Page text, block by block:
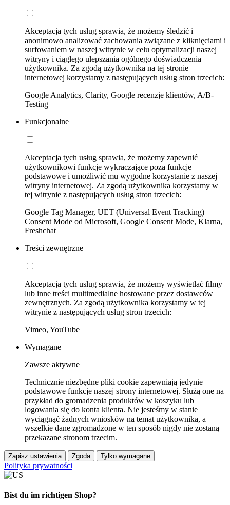
Akceptacja tych usług sprawia, że możemy śledzić i
anonimowo analizować zachowania związane z kliknięciami i
surfowaniem w naszej witrynie w celu optymalizacji naszej
witryny i ciągłego ulepszania ogólnego doświadczenia
użytkownika. Za zgodą użytkownika na tej stronie
internetowej korzystamy z następujących usług stron trzecich:
Google Analytics, Clarity, Google recenzje klientów, A/B-
Testing
Funkcjonalne
Akceptacja tych usług sprawia, że możemy zapewnić
użytkownikowi funkcje wykraczające poza funkcje
podstawowe i umożliwić mu wygodne korzystanie z naszej
witryny internetowej. Za zgodą użytkownika korzystamy w
tej witrynie z następujących usług stron trzecich:
Google Tag Manager, UET (Universal Event Tracking)
Consent Mode od Microsoft, Google Consent Mode, Klarna,
Freshchat
Treści zewnętrzne
Akceptacja tych usług sprawia, że możemy wyświetlać filmy
lub inne treści multimedialne hostowane przez dostawców
zewnętrznych. Za zgodą użytkownika korzystamy w tej
witrynie z następujących usług stron trzecich:
Vimeo, YouTube
Wymagane
Zawsze aktywne
Technicznie niezbędne pliki cookie zapewniają jedynie
podstawowe funkcje naszej strony internetowej. Służą one na
przykład do gromadzenia produktów w koszyku lub
logowania się do konta klienta. Nie jesteśmy w stanie
wyciągnąć żadnych wniosków na temat użytkownika, a
wszelkie dane zgromadzone w ten sposób nigdy nie zostaną
przekazane stronom trzecim.
Zapisz ustawienia Zgoda Tylko wymagane
Polityka prywatności
Bist du im richtigen Shop?